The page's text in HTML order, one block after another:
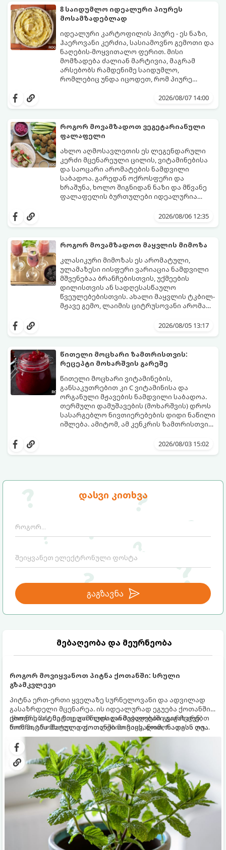
დასვი კითხვა
გაგზავნა
მებაღეობა და მეურნეობა
როგორ მოვიყვანოთ პიტნა ქოთანში: სრული
გზამკვლევი
პიტნა ერთ-ერთი ყველაზე სურნელოვანი და ადვილად
გასაზრდელი მცენარეა. ის იდეალურად ეგუება ქოთანში
ცხოვრებას, მეტიც, გამოცდილი მებაღეები გვირჩევენ,
რომ პიტნა მხოლოდ ქოთანში მოვიყვანოთ, რადგან ღია
გრუნტში (ბაღში) დარგვისას ის ფესვებით ძალიან
სწრაფად ვრცელდება და სხვა მცენარეებს ავიწროებს.
ქოთნის პიტნა მთელი წლის განმავლობაში გაგახარებთ
ნორჩი, არომატული ფოთლებით ჩაის, ლიმონათისა თუ
კერძებისთვის.
8 საიდუმლო იდეალური პიურეს
მოსამზადებლად
იდეალური კარტოფილის პიურე - ეს ნაზი,
ჰაეროვანი კერძია, სასიამოვნო გემოთი და
ნაღების-მოყვითალო ფერით. მისი
მომზადება ძალიან მარტივია, მაგრამ
არსებობს რამდენიმე საიდუმლო,
რომლებიც უნდა იცოდეთ, რომ პიურე
2026/08/07 14:00
როგორ მოვამზადოთ ვეგეტარიანული
ფალაფელი
ახლო აღმოსავლეთის ეს ლეგენდარული
კერძი მცენარეული ცილის, ვიტამინებისა
და საოცარი არომატების ნამდვილი
საბადოა. გარედან ოქროსფერი და
ხრაშუნა, ხოლო შიგნიდან ნაზი და მწვანე
ფალაფელის ბურთულები იდეალურია
სალათებთან ერთად ან ტახინის (სესამის)
მდგომარეობს, რომ გამოიყენება
შეწვისას ფორმა იდეალურად შეინარჩუნოს
და არ დაიშალოს.
მომზადების დრო: 20 წუთი (დამატებით
მუხუდოს ჩალბობის დრო: 12-24 საათი)
შეწვის დრო: 10–15 წუთი ულუფა: 20–24 ცალი
ბურთულა (4–6 პორცია)
2026/08/06 12:35
როგორ მოვამზადოთ მაყვლის მიმოზა
კლასიკური მიმოზას ეს არომატული,
ულამაზესი იისფერი ვარიაცია ნამდვილი
მშვენებაა ბრანჩებისთვის, უქმეების
დილისთვის ან სადღესასწაულო
წვეულებებისთვის. ახალი მაყვლის ტკბილ-
მჟავე გემო, ლაიმის ციტრუსოვანი არომატი
საოცრად დახვეწილ და მაგრილებელ
და მის მომზადებას მინიმალური
პორცია
2026/08/05 13:17
წითელი მოცხარი ზამთრისთვის:
რეცეპტი მოხარშვის გარეშე
წითელი მოცხარი ვიტამინების,
განსაკუთრებით კი C ვიტამინისა და
ორგანული მჟავების ნამდვილი საბადოა.
თერმული დამუშავების (მოხარშვის) დროს
სასარგებლო ნივთიერებების დიდი ნაწილი
იშლება. ამიტომ, ამ კენკრის ზამთრისთვის
მომზადებაა - მოხარშვის გარეშე.
ბუნებრივ, კაშკაშა გემოს, არომატს და
2026/08/03 15:02